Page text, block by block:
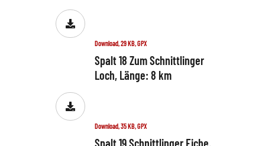
Download, 29 KB, GPX
Spalt 18 Zum Schnittlinger
Loch, Länge: 8 km
Download, 35 KB, GPX
Spalt 19 Schnittlinger Eiche,